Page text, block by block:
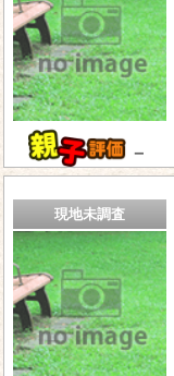
－
現地未調査